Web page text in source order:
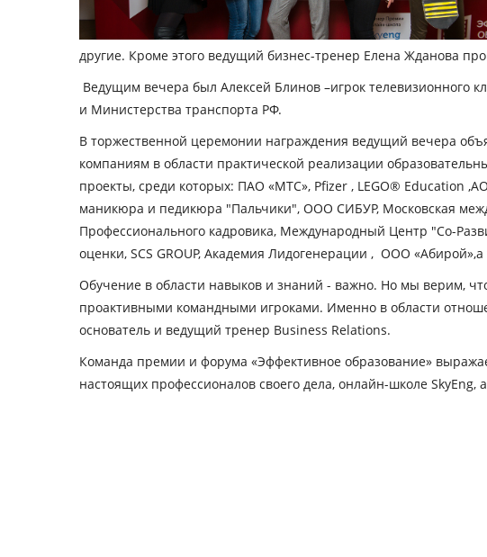
другие. Кроме этого ведущий бизнес-тренер Елена Жданова
Ведущим вечера был Алексей Блинов –игрок телевизионного
и Министерства транспорта РФ.
В торжественной церемонии награждения ведущий вечера
компаниям в области практической реализации
проекты, среди которых: ПАО «МТС», Pfizer , LEGO® Education
маникюра и педикюра "Пальчики", ООО СИБУР, Московская
Профессионального кадровика, Международный Центр "Со-
оценки, SCS GROUP, Академия Лидогенерации , ООО
Обучение в области навыков и знаний - важно. Но мы верим,
проактивными командными игроками. Именно в области
основатель и ведущий тренер Business Relations.
Команда премии и форума «Эффективное образование»
настоящих профессионалов своего дела, онлайн-школе